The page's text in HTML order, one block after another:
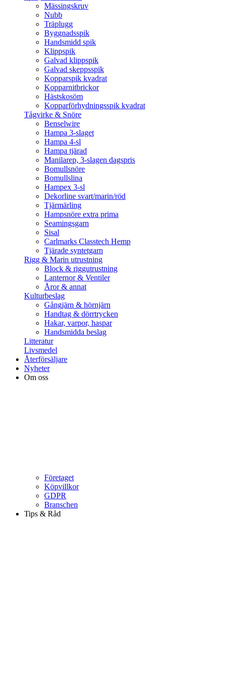
Mässingskruv
Nubb
Träplugg
Byggnadsspik
Handsmidd spik
Klippspik
Galvad klippspik
Galvad skeppsspik
Kopparspik kvadrat
Kopparnitbrickor
Hästskosöm
Kopparförhydningsspik kvadrat
Tågvirke & Snöre
Benselwire
Hampa 3-slaget
Hampa 4-sl
Hampa tjärad
Manilarep, 3-slagen dagspris
Bomullsnöre
Bomullslina
Hampex 3-sl
Dekorline svart/marin/röd
Tjärmärling
Hampsnöre extra prima
Seamingsgarn
Sisal
Carlmarks Classtech Hemp
Tjärade syntetgarn
Rigg & Marin utrustning
Block & riggutrustning
Lanternor & Ventiler
Åror & annat
Kulturbeslag
Gångjärn & hörnjärn
Handtag & dörrtrycken
Hakar, varpor, haspar
Handsmidda beslag
Litteratur
Livsmedel
Återförsäljare
Nyheter
Om oss
Företaget
Köpvillkor
GDPR
Branschen
Tips & Råd